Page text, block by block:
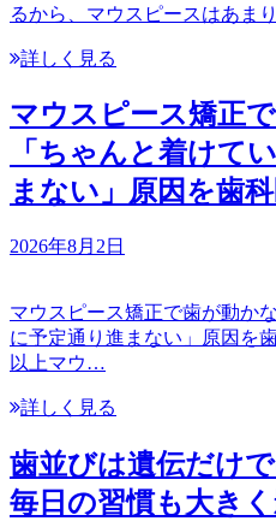
るから、マウスピースはあ
詳しく見る
マウスピース矯正
「ちゃんと着けて
まない」原因を歯
2026年8月2日
マウスピース矯正で歯が動か
に予定通り進まない」原因を
以上マウ…
詳しく見る
歯並びは遺伝だけ
毎日の習慣も大き